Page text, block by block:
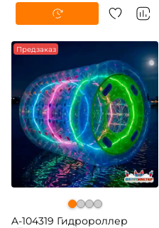
Предзаказ
A-104319 Гидророллер